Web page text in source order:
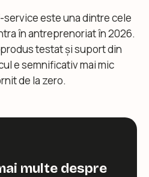
este una dintre cele
în antreprenoriat în 2026.
testat și suport din
e semnificativ mai mic
de la zero.
multe despre